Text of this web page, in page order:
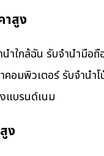
าสูง
าใกล้ฉัน รับจำนำมือถื
คอมพิวเตอร์ รับจำนำ
แบรนด์เนม
ง